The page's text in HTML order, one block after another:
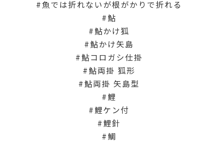
魚では折れないが根がかりで折れる
鮎
鮎かけ狐
鮎かけ矢島
鮎コロガシ仕掛
鮎両掛 狐形
鮎両掛 矢島型
鯉
鯉ケン付
鯉針
鯛